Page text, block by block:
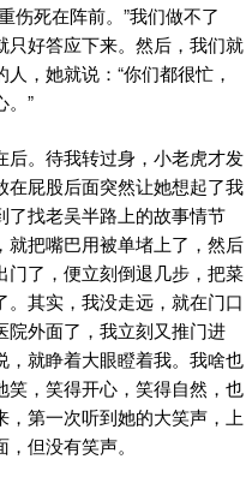
伤死在阵前。”我们做不了
只好答应下来。然后，我们就
，她就说：“你们都很忙，
。”
。待我转过身，小老虎才发
屁股后面突然让她想起了我
了找老吴半路上的故事情节
把嘴巴用被单堵上了，然后
门了，便立刻倒退几步，把菜
其实，我没走远，就在门口
院外面了，我立刻又推门进
就睁着大眼瞪着我。我啥也
，笑得开心，笑得自然，也
第一次听到她的大笑声，上
但没有笑声。